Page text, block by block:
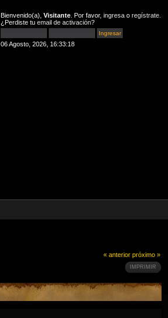
Bienvenido(a), Visitante . Por favor, ingresa o regístrate
¿Perdiste tu email de activación?
06 Agosto, 2026, 16:33:18
« anterior próximo »
IMPRIMIR